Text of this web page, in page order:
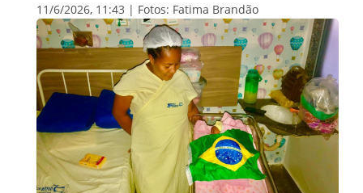
11/6/2026, 11:43 | Fotos: Fatima Brandão